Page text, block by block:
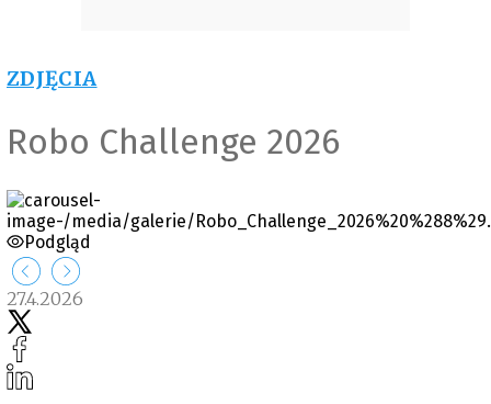
ZDJĘCIA
Robo Challenge 2026
Podgląd
27.4.2026